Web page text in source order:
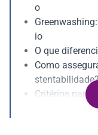
o
io
O que
Como
Critérios para
A relação